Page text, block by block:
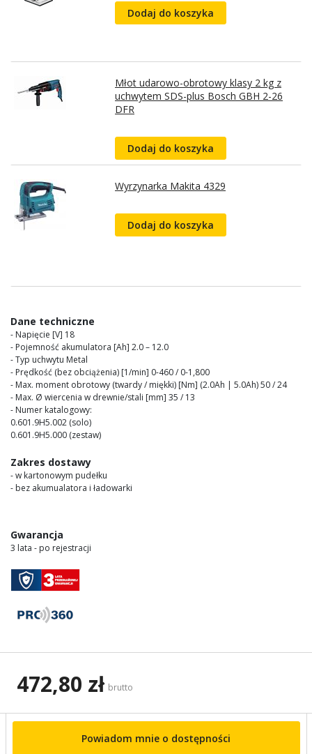
Dodaj do koszyka
Młot udarowo-obrotowy klasy 2 kg z
uchwytem SDS-plus Bosch GBH 2-26
DFR
Dodaj do koszyka
Wyrzynarka Makita 4329
Dodaj do koszyka
Dane techniczne
- Napięcie [V] 18
- Pojemność akumulatora [Ah] 2.0 – 12.0
- Typ uchwytu Metal
- Prędkość (bez obciążenia) [1/min] 0-460 / 0-1,800
- Max. moment obrotowy (twardy / miękki) [Nm] (2.0Ah | 5.0Ah) 50 / 24
- Max. Ø wiercenia w drewnie/stali [mm] 35 / 13
- Numer katalogowy:
0.601.9H5.002 (solo)
0.601.9H5.000 (zestaw)
Zakres dostawy
- w kartonowym pudełku
- bez akumualatora i ładowarki
Gwarancja
3 lata - po rejestracji
472,80 zł brutto
Powiadom mnie o dostępności